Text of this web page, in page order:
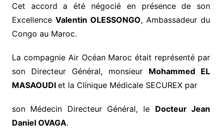
Cet accord a été négocié en présence de son
Excellence Valentin OLESSONGO, Ambassadeur du
Congo au Maroc.
La compagnie Air Océan Maroc était représenté par
son Directeur Général, monsieur Mohammed EL
MASAOUDI et la Clinique Médicale SECUREX par
son Médecin Directeur Général, le Docteur Jean
Daniel OVAGA.